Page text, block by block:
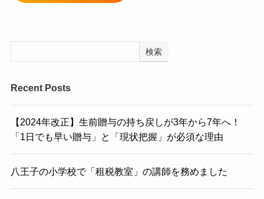
検索
Recent Posts
【2024年改正】生前贈与の持ち戻しが3年から7年へ！
「1日でも早い贈与」と「現状把握」が必須な理由
八王子の小学校で「租税教室」の講師を務めました